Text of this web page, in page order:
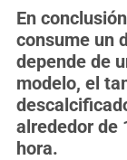
En
consume un
depende de
modelo, el
alrededor de
hora.